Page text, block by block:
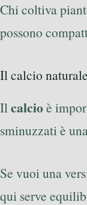
Chi coltiva
possono
Il calcio
Ilcalcioè
sminuzzati è
Se vuoi una
qui serve